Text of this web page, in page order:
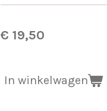
€ 19,50
In winkelwagen